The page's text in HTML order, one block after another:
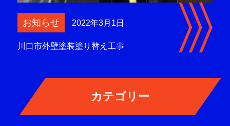
お知らせ 2022年3月1日
川口市外壁塗装塗り替え工事